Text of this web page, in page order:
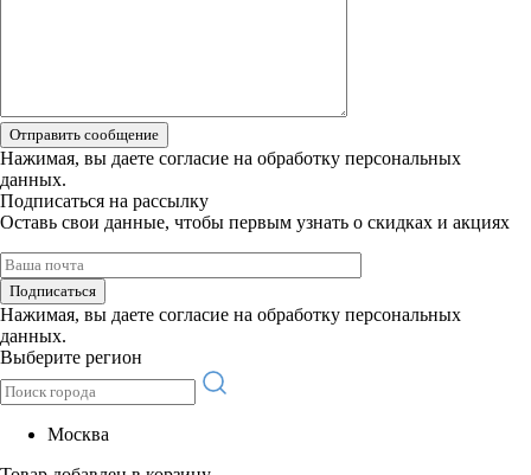
Отправить сообщение
Нажимая, вы даете согласие на обработку персональных
данных.
Подписаться на рассылку
Оставь свои данные, чтобы первым узнать о скидках и акциях
Подписаться
Нажимая, вы даете согласие на обработку персональных
данных.
Выберите регион
Москва